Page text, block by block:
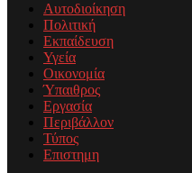
Αυτοδιοίκηση
Πολιτική
Εκπαίδευση
Υγεία
Οικονομία
Ύπαιθρος
Εργασία
Περιβάλλον
Τύπος
Επιστημη